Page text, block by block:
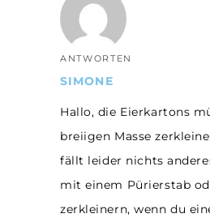
ANTWORTEN
SIMONE
Hallo, die Eierkartons
breiigen Masse
fällt leider nichts
mit einem Pürierstab
zerkleinern, wenn du